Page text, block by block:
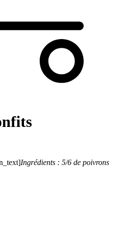
Ingrédients : 5/6 de poivrons